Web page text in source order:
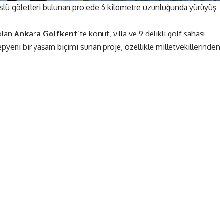
göletleri bulunan projede 6 kilometre uzunluğunda yürüyüş
Ankara Golfkent‘te konut, villa ve 9 delikli golf sahası
bir yaşam biçimi sunan proje, özellikle milletvekillerinden